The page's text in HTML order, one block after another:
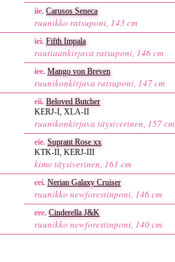
iie. Carusos Seneca
ruunikko ratsuponi, 143 cm
iei. Fifth Impala
rautiaankirjava ratsuponi, 146 cm
iee. Mango von Breven
ruunikonkirjava ratsuponi, 147 cm
eii. Beloved Butcher
KERJ-I, XLA-II
ruunikonkirjava täysiverinen, 157 cm
eie. Suprant Rose xx
KTK-II, KERJ-III
kimo täysiverinen, 161 cm
eei. Nerian Galaxy Cruiser
ruunikko newforestinponi, 146 cm
eee. Cinderella J&K
ruunikko newforestinponi, 140 cm